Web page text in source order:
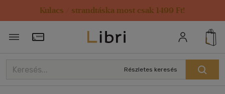
Kulacs / strandtáska most csak 1499 Ft!
Törzsvásárlói Kártya adatai
Részletes keresés
Rendezés
Kiadás éve szerint csökkenő